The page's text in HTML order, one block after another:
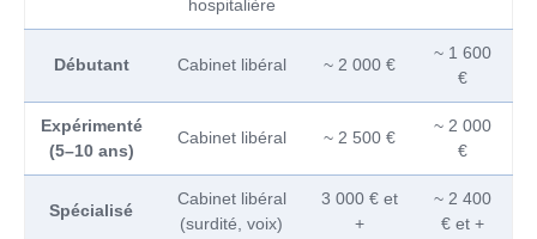
hospitalière
Débutant Cabinet libéral ~ 2 000 €
~ 1 600
€
Expérimenté
(5–10 ans)
Cabinet libéral ~ 2 500 €
~ 2 000
€
Spécialisé
Cabinet libéral
(surdité, voix)
3 000 € et
+
~ 2 400
€ et +